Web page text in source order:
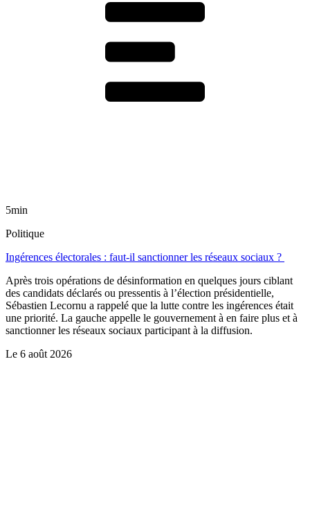
5min
Politique
Ingérences électorales : faut-il sanctionner les réseaux sociaux ?
Après trois opérations de désinformation en quelques jours ciblant
des candidats déclarés ou pressentis à l’élection présidentielle,
Sébastien Lecornu a rappelé que la lutte contre les ingérences était
une priorité. La gauche appelle le gouvernement à en faire plus et à
sanctionner les réseaux sociaux participant à la diffusion.
Le 6 août 2026